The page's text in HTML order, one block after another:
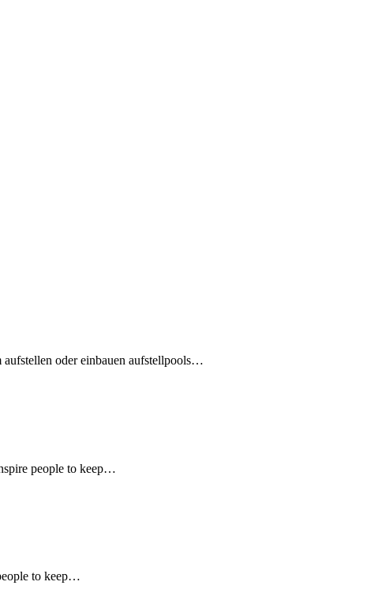
oder einbauen aufstellpools…
people to keep…
to keep…